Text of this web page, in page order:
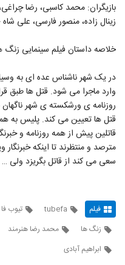
بازیگران: محمد کاسبی، رضا
زینال زاده، منصور فارسی، علی
خلاصه داستان فیلم سینمایی زنگ
در یک شهر ناشناس عده ای به
وارد ماجرا می شود. قتل ها طبق
روزنامه ی ورشکسته ی شهر ناگهان
قتل ها تعیین می کند. پلیس به
قاتلین پیش از همه روزنامه و
مترصد و منتظرند تا اینکه
سعی می کند از قاتل بگریزد ولی …
فیلم tubefa تیوب فا
زنگ ها
محمد رضا هنرمند
ابراهیم آبادی